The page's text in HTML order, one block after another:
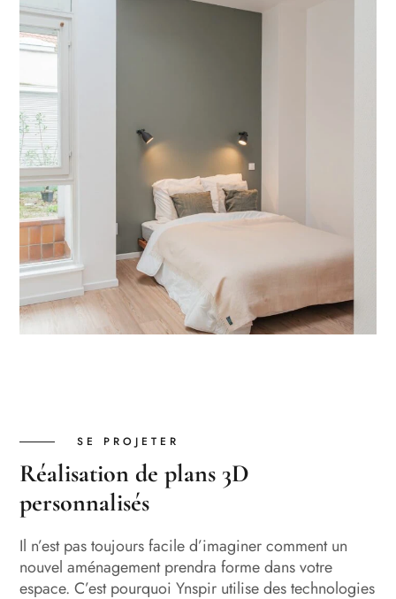
SE PROJETER
Réalisation de plans 3D
personnalisés
Il n’est pas toujours facile d’imaginer comment un
nouvel aménagement prendra forme dans votre
espace. C’est pourquoi Ynspir utilise des technologies